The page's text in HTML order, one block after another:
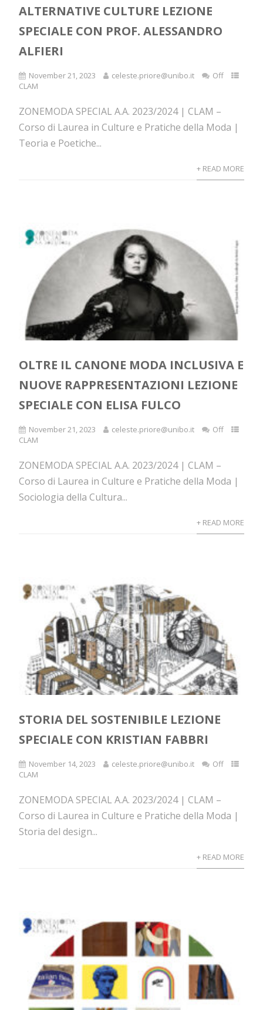
ALTERNATIVE CULTURE LEZIONE
SPECIALE CON PROF. ALESSANDRO
ALFIERI
November 21, 2023 celeste.priore@unibo.it
Off
CLAM
ZONEMODA SPECIAL A.A. 2023/2024 | CLAM –
Corso di Laurea in Culture e Pratiche della Moda |
Teoria e Poetiche...
+ READ MORE
OLTRE IL CANONE MODA INCLUSIVA E
NUOVE RAPPRESENTAZIONI LEZIONE
SPECIALE CON ELISA FULCO
November 21, 2023 celeste.priore@unibo.it
Off
CLAM
ZONEMODA SPECIAL A.A. 2023/2024 | CLAM –
Corso di Laurea in Culture e Pratiche della Moda |
Sociologia della Cultura...
+ READ MORE
STORIA DEL SOSTENIBILE LEZIONE
SPECIALE CON KRISTIAN FABBRI
November 14, 2023 celeste.priore@unibo.it
Off
CLAM
ZONEMODA SPECIAL A.A. 2023/2024 | CLAM –
Corso di Laurea in Culture e Pratiche della Moda |
Storia del design...
+ READ MORE